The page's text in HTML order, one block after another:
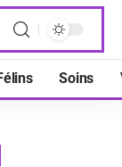
Soins